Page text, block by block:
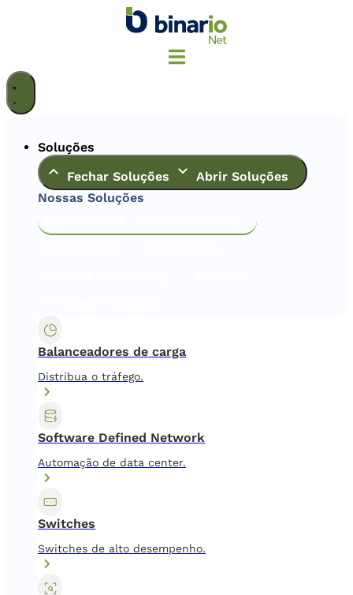
Soluções
Fechar Soluções
Abrir Soluções
Nossas Soluções
Balanceadores de carga
Distribua o tráfego.
Software Defined Network
Automação de data center.
Switches
Switches de alto desempenho.